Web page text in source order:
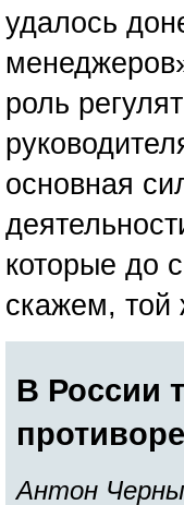
удалось
роль
основная
которые до
скажем, той
В России
Антон